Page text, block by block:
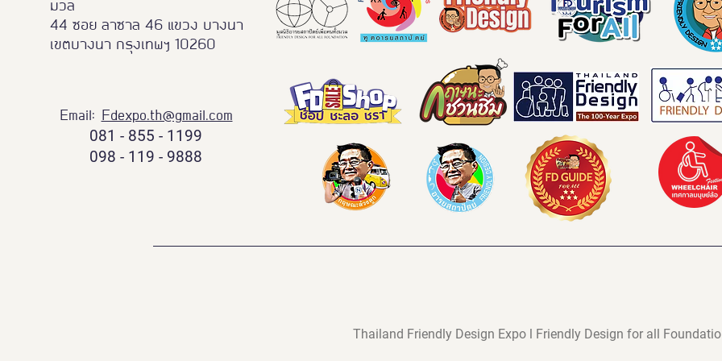
มวล
44 ซอย ลาซาล 46 แขวง บางนา
เขตบางนา กรุงเทพฯ 10260
Email: Fdexpo.th@gmail.com
081 - 855 - 1199
098 - 119 - 9888
Thailand Friendly Design Expo l Friendly Design for all